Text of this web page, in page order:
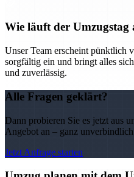
Wie läuft der Umzugstag
Unser Team erscheint pünktlich
sorgfältig ein und bringt alles
und zuverlässig.
Alle Fragen geklärt?
Dann probieren Sie es jetzt aus
Angebot an – ganz
Jetzt Anfrage starten